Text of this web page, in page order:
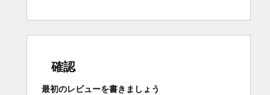
確認
最初のレビューを書きましょう